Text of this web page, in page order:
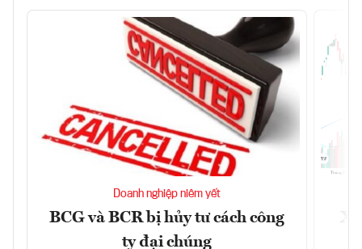
Doanh nghiệp niêm yết
BCG và BCR bị hủy tư cách công
ty đại chúng